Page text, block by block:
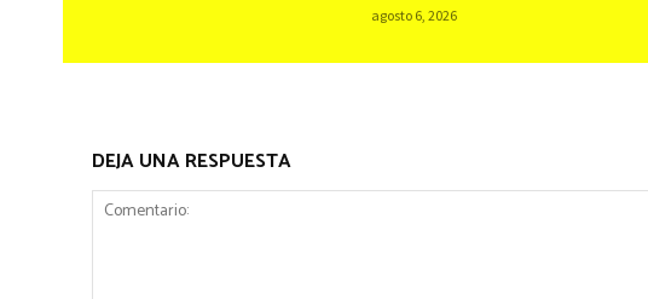
agosto 6, 2026
DEJA UNA RESPUESTA